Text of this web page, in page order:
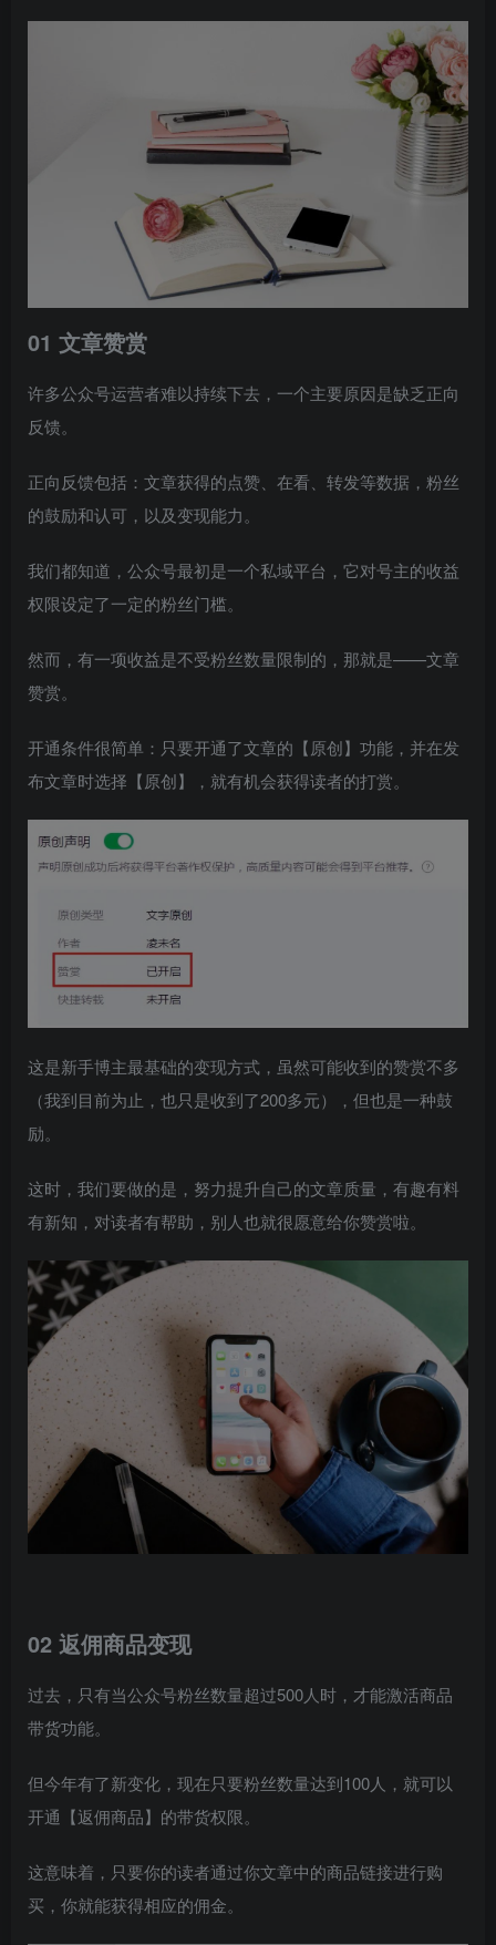
01 文章赞赏
许多公众号运营者难以持续下去，一个主要原因是缺乏正向
反馈。
正向反馈包括：文章获得的点赞、在看、转发等数据，粉丝
的鼓励和认可，以及变现能力。
我们都知道，公众号最初是一个私域平台，它对号主的收益
权限设定了一定的粉丝门槛。
然而，有一项收益是不受粉丝数量限制的，那就是——文章
赞赏。
开通条件很简单：只要开通了文章的【原创】功能，并在发
布文章时选择【原创】，就有机会获得读者的打赏。
这是新手博主最基础的变现方式，虽然可能收到的赞赏不多
（我到目前为止，也只是收到了200多元），但也是一种鼓
励。
这时，我们要做的是，努力提升自己的文章质量，有趣有料
有新知，对读者有帮助，别人也就很愿意给你赞赏啦。
02 返佣商品变现
过去，只有当公众号粉丝数量超过500人时，才能激活商品
带货功能。
但今年有了新变化，现在只要粉丝数量达到100人，就可以
开通【返佣商品】的带货权限。
这意味着，只要你的读者通过你文章中的商品链接进行购
买，你就能获得相应的佣金。